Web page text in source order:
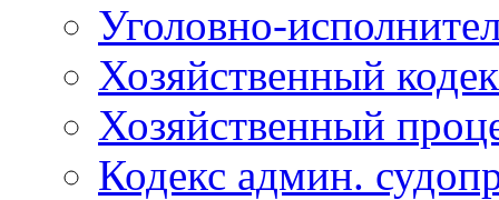
Уголовно-
Хозяйственный
Хозяйственный
Кодекс админ.